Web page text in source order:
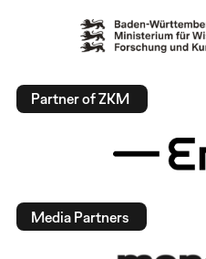
Partner of ZKM
Media Partners